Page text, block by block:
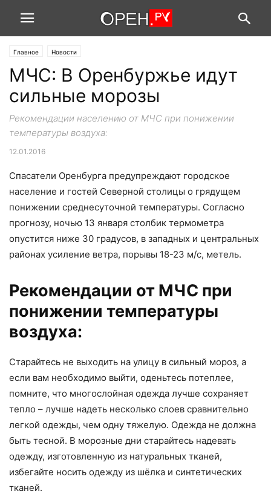
Главное Новости
МЧС: В Оренбуржье идут
сильные морозы
Рекомендации населению от МЧС при понижении
температуры воздуха:
12.01.2016
Спасатели Оренбурга предупреждают городское
население и гостей Северной столицы о грядущем
понижении среднесуточной температуры. Согласно
прогнозу, ночью 13 января столбик термометра
опустится ниже 30 градусов, в западных и центральных
районах усиление ветра, порывы 18-23 м/с, метель.
Рекомендации от МЧС при
понижении температуры
воздуха:
Старайтесь не выходить на улицу в сильный мороз, а
если вам необходимо выйти, оденьтесь потеплее,
помните, что многослойная одежда лучше сохраняет
тепло – лучше надеть несколько слоев сравнительно
легкой одежды, чем одну тяжелую. Одежда не должна
быть тесной. В морозные дни старайтесь надевать
одежду, изготовленную из натуральных тканей,
избегайте носить одежду из шёлка и синтетических
тканей.